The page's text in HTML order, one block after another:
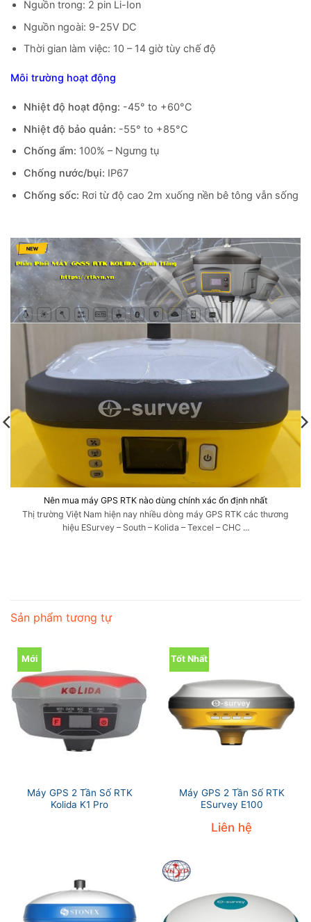
Nguồn trong: 2 pin Li-Ion
Nguồn ngoài: 9-25V DC
Thời gian làm việc: 10 – 14 giờ tùy chế độ
Môi trường hoạt động
Nhiệt độ hoạt động: -45° to +60°C
Nhiệt độ bảo quản: -55° to +85°C
Chống ẩm: 100% – Ngưng tụ
Chống nước/bụi: IP67
Chống sốc: Rơi từ độ cao 2m xuống nền bê tông vẫn sống
Nên mua máy GPS RTK nào dùng chính xác ổn định nhất
Thị trường Việt Nam hiện nay nhiều dòng máy GPS RTK các thương
hiệu ESurvey – South – Kolida – Texcel – CHC ...
Sản phẩm tương tự
Mới
Máy GPS 2 Tần Số RTK
Kolida K1 Pro
Tốt Nhất
Máy GPS 2 Tần Số RTK
ESurvey E100
Liên hệ